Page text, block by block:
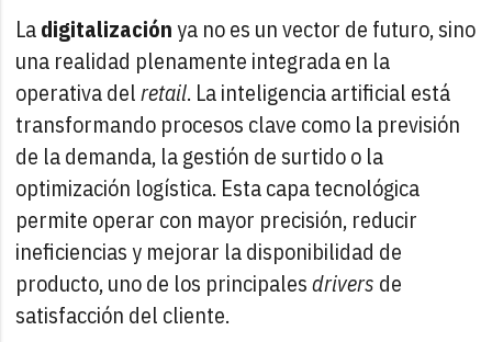
Ladigitalizaciónya no es un vector de futuro, sino
una realidad plenamente integrada en la
operativa delretail. La inteligencia artificial está
transformando procesos clave como la previsión
de la demanda, la gestión de surtido o la
optimización logística. Esta capa tecnológica
permite operar con mayor precisión, reducir
ineficiencias y mejorar la disponibilidad de
producto, uno de los principalesdrivers de
satisfacción del cliente.